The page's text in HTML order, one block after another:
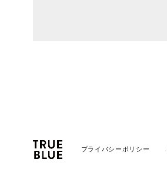
プライバシーポリシー